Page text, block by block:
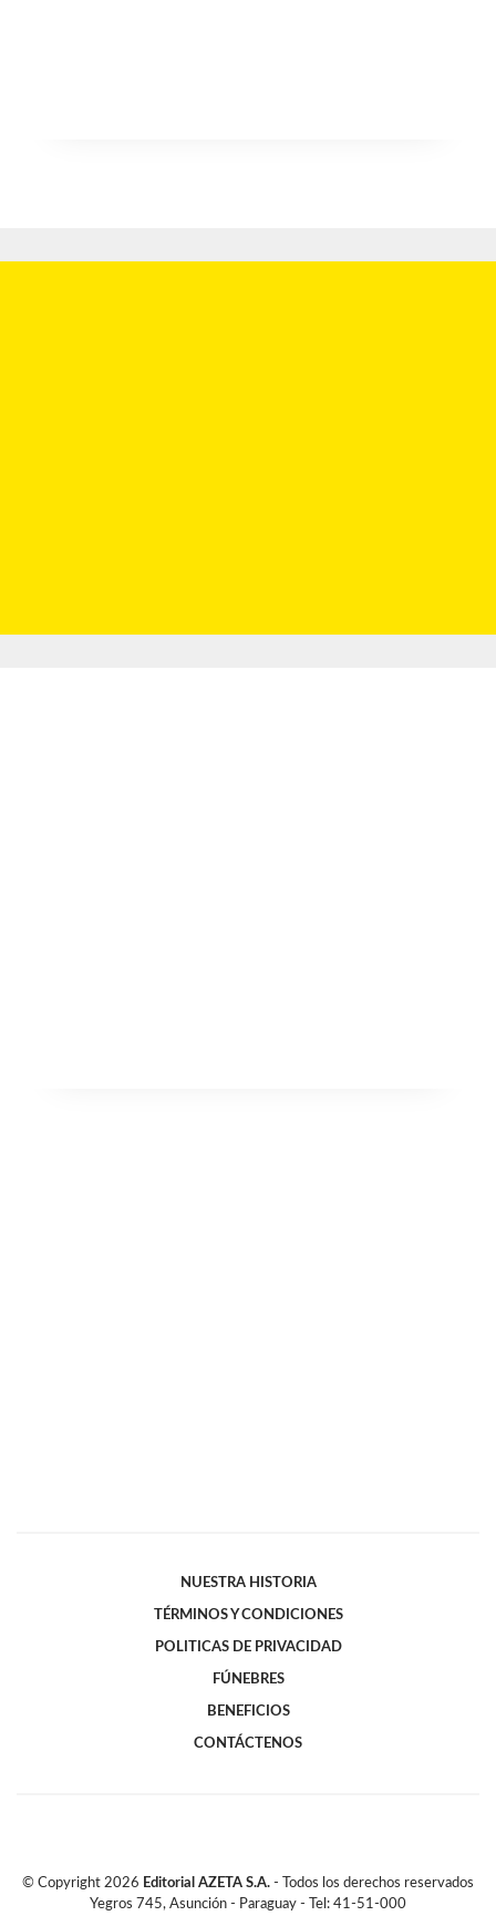
NUESTRA HISTORIA
TÉRMINOS Y CONDICIONES
POLITICAS DE PRIVACIDAD
FÚNEBRES
BENEFICIOS
CONTÁCTENOS
© Copyright 2026 Editorial AZETA S.A. - Todos los derechos reservados
Yegros 745, Asunción - Paraguay - Tel: 41-51-000